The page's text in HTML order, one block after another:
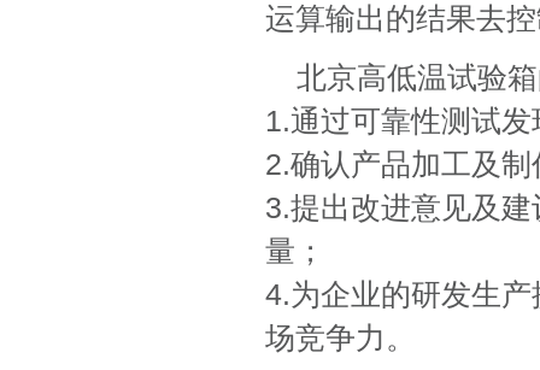
运算输出的结果去
北京高低温试验
1.通过可靠性测试
2.确认产品加工及
3.提出改进意见及
量；
4.为企业的研发生
场竞争力。